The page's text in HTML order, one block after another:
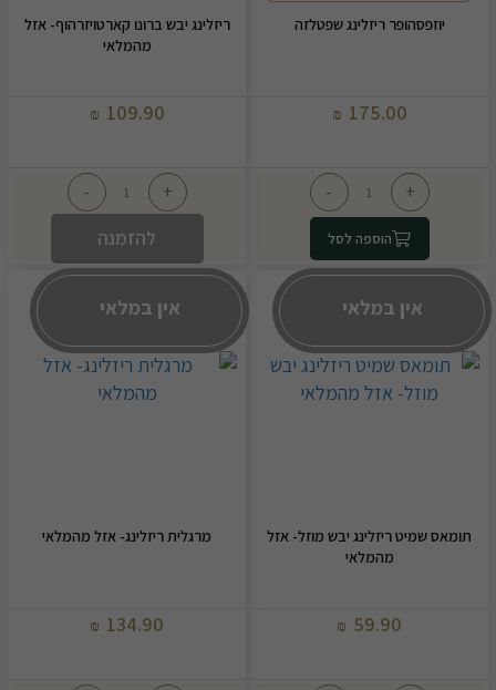
יוזפסהופר ריזלינג שפטלזה
175.00
₪
+
-
הוספה לסל
ריזלינג יבש ברונו קארטויזרהוף- אזל
מהמלאי
109.90
₪
+
-
להזמנה
אין במלאי
תומאס שמיט ריזלינג יבש מוזל- אזל
מהמלאי
59.90
₪
אין במלאי
מרגלית ריזלינג- אזל מהמלאי
134.90
₪